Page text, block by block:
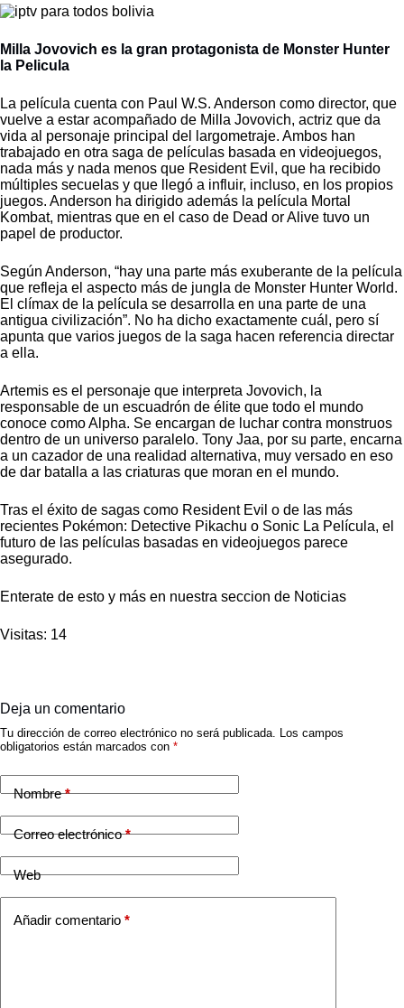
Milla Jovovich es la gran protagonista de Monster Hunter
la Pelicula
La película cuenta con Paul W.S. Anderson como director, que
vuelve a estar acompañado de Milla Jovovich, actriz que da
vida al personaje principal del largometraje. Ambos han
trabajado en otra saga de películas basada en videojuegos,
nada más y nada menos que Resident Evil, que ha recibido
múltiples secuelas y que llegó a influir, incluso, en los propios
juegos. Anderson ha dirigido además la película Mortal
Kombat, mientras que en el caso de Dead or Alive tuvo un
papel de productor.
Según Anderson, “hay una parte más exuberante de la película
que refleja el aspecto más de jungla de Monster Hunter World.
El clímax de la película se desarrolla en una parte de una
antigua civilización”. No ha dicho exactamente cuál, pero sí
apunta que varios juegos de la saga hacen referencia directar
a ella.
Artemis es el personaje que interpreta Jovovich, la
responsable de un escuadrón de élite que todo el mundo
conoce como Alpha. Se encargan de luchar contra monstruos
dentro de un universo paralelo. Tony Jaa, por su parte, encarna
a un cazador de una realidad alternativa, muy versado en eso
de dar batalla a las criaturas que moran en el mundo.
Tras el éxito de sagas como Resident Evil o de las más
recientes Pokémon: Detective Pikachu o Sonic La Película, el
futuro de las películas basadas en videojuegos parece
asegurado.
Enterate de esto y más en nuestra seccion de Noticias
Visitas: 14
Deja un comentario
Tu dirección de correo electrónico no será publicada. Los campos
obligatorios están marcados con *
Nombre*
Correo electrónico*
Web
Añadir comentario *